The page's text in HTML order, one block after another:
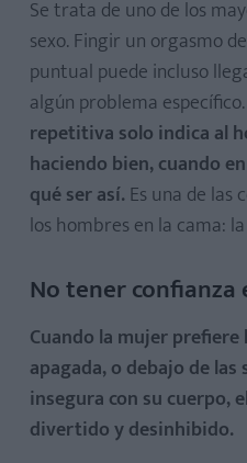
Se trata de uno de los
sexo. Fingir un orgasmo
puntual puede incluso
algún problema
repetitiva solo indica al
haciendo bien, cuando
qué ser así. Es una de las
los hombres en la cama:
No tener confianza
Cuando la mujer prefiere
apagada, o debajo de
insegura con su cuerpo,
divertido y desinhibido.